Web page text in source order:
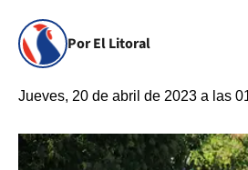
Por El Litoral
Jueves, 20 de abril de 2023 a las